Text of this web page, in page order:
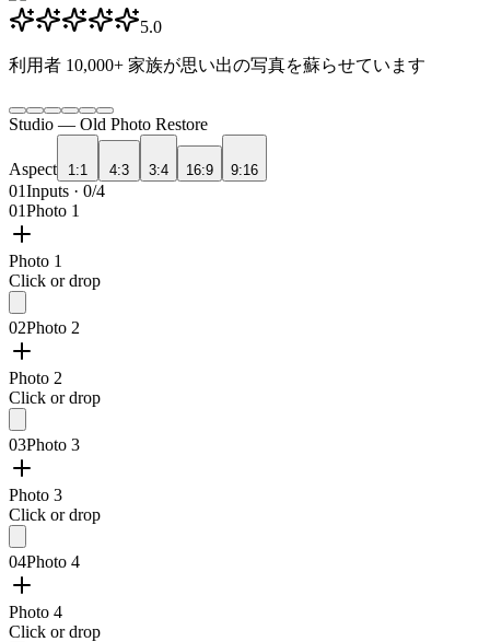
5.0
利用者 10,000+ 家族が思い出の写真を蘇らせています
Studio — Old Photo Restore
Aspect 1:1 4:3 3:4 16:9 9:16
01Inputs · 0/4
01Photo 1
Photo 1
Click or drop
02Photo 2
Photo 2
Click or drop
03Photo 3
Photo 3
Click or drop
04Photo 4
Photo 4
Click or drop